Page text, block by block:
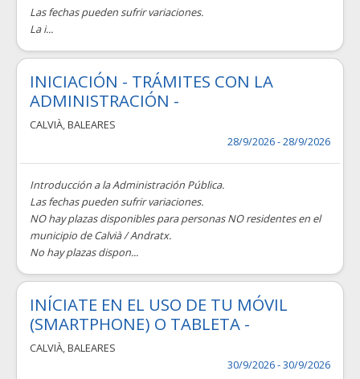
Las fechas pueden sufrir variaciones.
La i...
INICIACIÓN - TRÁMITES CON LA
ADMINISTRACIÓN -
CALVIÀ,BALEARES
28/9/2026 - 28/9/2026
Introducción a la Administración Pública.
Las fechas pueden sufrir variaciones.
NO hay plazas disponibles para personas NO residentes en el
municipio de Calvià / Andratx.
No hay plazas dispon...
INÍCIATE EN EL USO DE TU MÓVIL
(SMARTPHONE) O TABLETA -
CALVIÀ,BALEARES
30/9/2026 - 30/9/2026